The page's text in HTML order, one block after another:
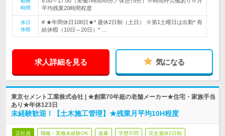
時間
平均残業20時間程度
休日
休暇
# ★年間休日108日★* 週休2日制（土日） ※第1土曜日は出勤* 有
給休暇（10日～20日）* …
求人詳細を見る 気になる
東京セメント工業株式会社 | ★創業70年超の老舗メーカー★住宅・家族手当
あり★年休123日
未経験歓迎！【土木施工管理】★残業月平均10H程度
正社員 職種・業種未経験OK 急募 学歴不問 完全週休2日制